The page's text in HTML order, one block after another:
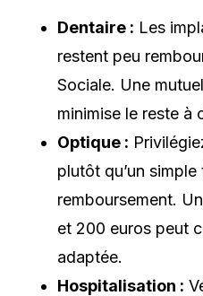
Dentaire : Les
restent peu
Sociale. Une
minimise le reste à
Optique :
plutôt qu’un simple
remboursement.
et 200 euros peut
adaptée.
Hospitalisation :